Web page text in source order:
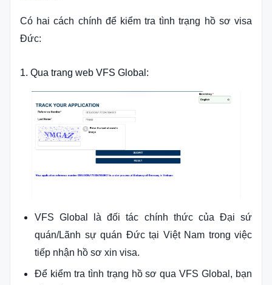
Có hai cách chính để kiểm tra tình trạng hồ sơ visa
Đức:
1. Qua trang web VFS Global:
VFS Global là đối tác chính thức của Đại sứ
quán/Lãnh sự quán Đức tại Việt Nam trong việc
tiếp nhận hồ sơ xin visa.
Để kiểm tra tình trạng hồ sơ qua VFS Global, bạn